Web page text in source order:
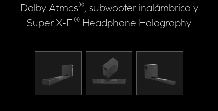
Dolby Atmos®, subwoofer inalámbrico y
Super X-Fi® Headphone Holography